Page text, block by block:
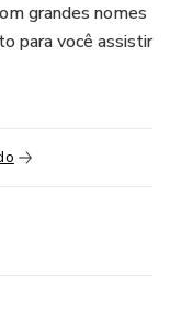
grandes nomes
para você assistir